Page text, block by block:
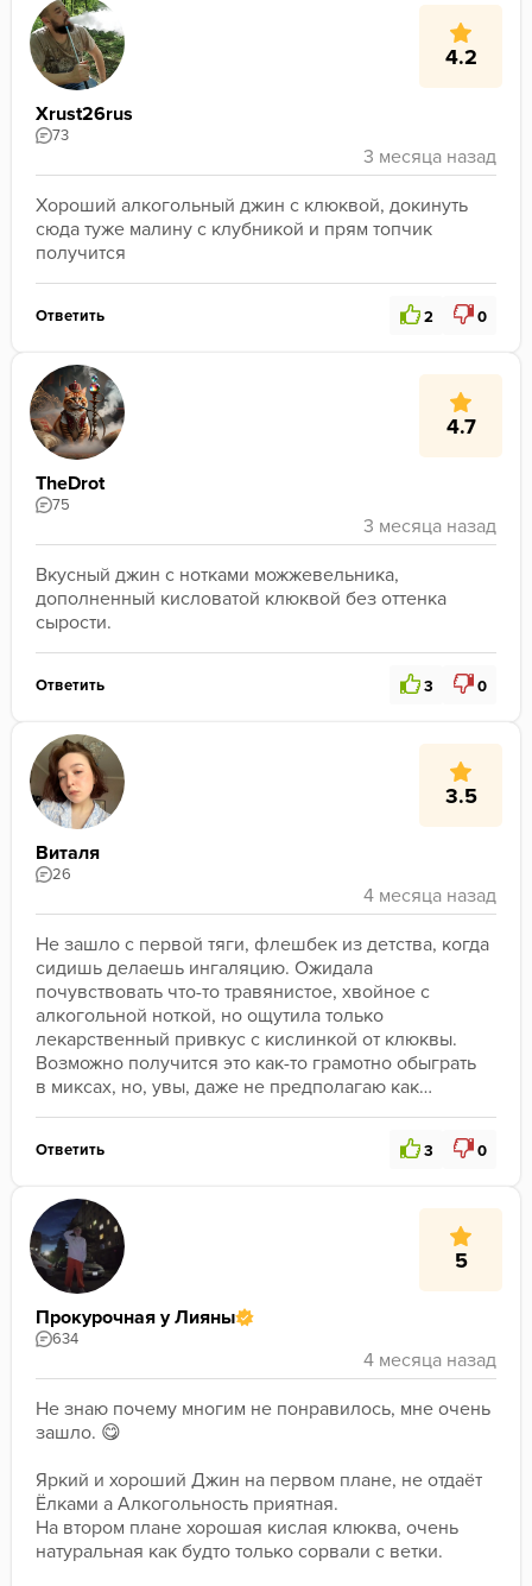
4.2
Xrust26rus
73
Хороший алкогольный джин с клюквой, докинуть
сюда туже малину с клубникой и прям топчик
получится
Ответить 2 0
4.7
TheDrot
75
Вкусный джин с нотками можжевельника,
дополненный кисловатой клюквой без оттенка
сырости.
Ответить 3 0
3.5
Виталя
26
Не зашло с первой тяги, флешбек из детства, когда
сидишь делаешь ингаляцию. Ожидала
почувствовать что-то травянистое, хвойное с
алкогольной ноткой, но ощутила только
лекарственный привкус с кислинкой от клюквы.
Возможно получится это как-то грамотно обыграть
в миксах, но, увы, даже не предполагаю как…
Ответить 3 0
5
Прокурочная у Лияны
634
Не знаю почему многим не понравилось, мне очень
зашло. 😋
﻿Яркий и хороший Джин на первом плане, не отдаёт
Ёлками а Алкогольность приятная.
На втором плане хорошая кислая клюква, очень
натуральная как будто только сорвали с ветки.